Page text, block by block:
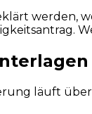
werden,
läuft